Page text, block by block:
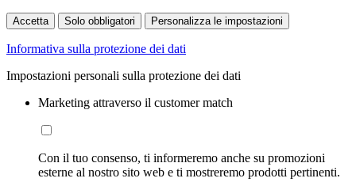
Accetta Solo obbligatori Personalizza le impostazioni
Informativa sulla protezione dei dati
Impostazioni personali sulla protezione dei dati
Marketing attraverso il customer match
Con il tuo consenso, ti informeremo anche su promozioni
esterne al nostro sito web e ti mostreremo prodotti pertinenti.